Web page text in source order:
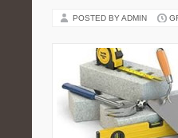
POSTED BY ADMIN